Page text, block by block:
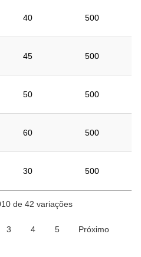
40 500
45 500
50 500
60 500
30 500
de 42 variações
3 4 5 Próximo